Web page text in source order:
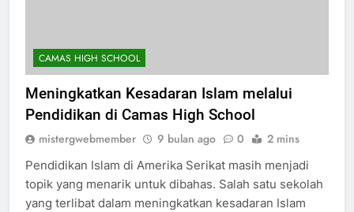
CAMAS HIGH SCHOOL
Meningkatkan Kesadaran Islam melalui
Pendidikan di Camas High School
mistergwebmember 9 bulan ago 0 2 mins
Pendidikan Islam di Amerika Serikat masih menjadi
topik yang menarik untuk dibahas. Salah satu sekolah
yang terlibat dalam meningkatkan kesadaran Islam